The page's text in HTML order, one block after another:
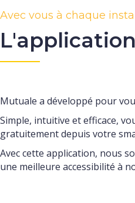
Avec vous à chaque
Mutuale a développé pour
Simple, intuitive et efficace,
gratuitement depuis votre
Avec cette application, nous
une meilleure accessibilité à